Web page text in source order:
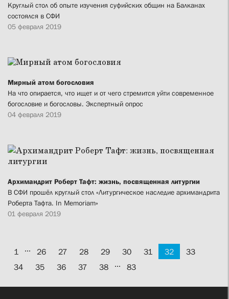
Круглый стол об опыте изучения суфийских общин на Балканах
состоялся в СФИ
05 февраля 2019
Мирный атом богословия
На что опирается, что ищет и от чего стремится уйти современное
богословие и богословы. Экспертный опрос
04 февраля 2019
Архимандрит Роберт Тафт: жизнь, посвященная литургии
В СФИ прошёл круглый стол «Литургическое наследие архимандрита
Роберта Тафта. In Memoriam»
01 февраля 2019
1 ... 26 27 28 29 30 31 32
33
34
35 36 37 38 ... 83